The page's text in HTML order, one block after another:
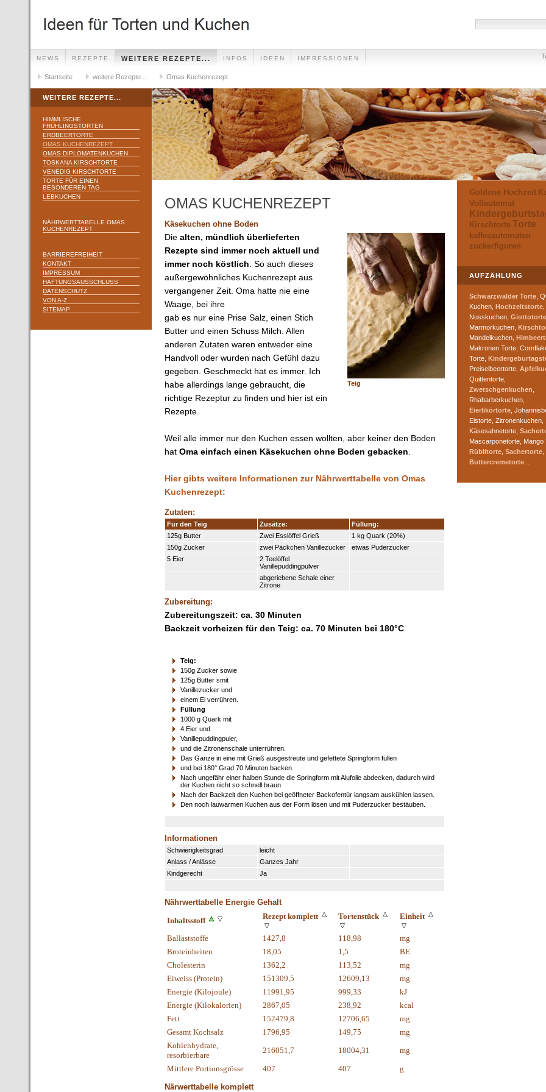
NEWS REZEPTE WEITERE REZEPTE... INFOS IDEEN IMPRESSIONEN
Startseite weitere Rezepte... Omas Kuchenrezept
WEITERE REZEPTE...
HIMMLISCHE
FRÜHLINGSTORTEN
ERDBEERTORTE
OMAS KUCHENREZEPT
OMAS DIPLOMATENKUCHEN
TOSKANA KIRSCHTORTE
VENEDIG KIRSCHTORTE
TORTE FÜR EINEN
BESONDEREN TAG
LEBKUCHEN
NÄHRWERTTABELLE OMAS
KUCHENREZEPT
BARRIEREFREIHEIT
KONTAKT
IMPRESSUM
HAFTUNGSAUSSCHLUSS
DATENSCHUTZ
VON A-Z
SITEMAP
OMAS KUCHENREZEPT
Käsekuchen ohne Boden
Teig
Die alten, mündlich überlieferten
Rezepte sind immer noch aktuell und
immer noch köstlich. So auch dieses
außergewöhnliches Kuchenrezept aus
vergangener Zeit. Oma hatte nie eine
Waage, bei ihre
gab es nur eine Prise Salz, einen Stich
Butter und einen Schuss Milch. Allen
anderen Zutaten waren entweder eine
Handvoll oder wurden nach Gefühl dazu
gegeben. Geschmeckt hat es immer. Ich
habe allerdings lange gebraucht, die
richtige Rezeptur zu finden und hier ist ein
Rezepte.
Weil alle immer nur den Kuchen essen wollten, aber keiner den Boden
hat Oma einfach einen Käsekuchen ohne Boden gebacken.
Hier gibts weitere Informationen zur Nährwerttabelle von Omas
Kuchenrezept:
Zutaten:
Für den Teig Zusätze:
Füllung:
125g Butter
Zwei Esslöffel Grieß
1 kg Quark (20%)
150g Zucker
zwei Päckchen Vanillezucker
etwas Puderzucker
5 Eier
2 Teelöffel
Vanillepuddingpulver
abgeriebene Schale einer
Zitrone
Zubereitung:
Zubereitungszeit: ca. 30 Minuten
Backzeit vorheizen für den Teig: ca. 70 Minuten bei 180°C
Teig:
150g Zucker sowie
125g Butter smit
Vanillezucker und
einem Ei verrühren.
Füllung
1000 g Quark mit
4 Eier und
Vanillepuddingpuler,
und die Zitronenschale unterrühren.
Das Ganze in eine mit Grieß ausgestreute und gefettete Springform füllen
und bei 180° Grad 70 Minuten backen.
Nach ungefähr einer halben Stunde die Springform mit Alufolie abdecken, dadurch wird
der Kuchen nicht so schnell braun.
Nach der Backzeit den Kuchen bei geöffneter Backofentür langsam auskühlen lassen.
Den noch lauwarmen Kuchen aus der Form lösen und mit Puderzucker bestäuben.
Informationen
Schwierigkeitsgrad
leicht
Anlass / Anlässe
Ganzes Jahr
Kindgerecht
Ja
Nährwerttabelle Energie Gehalt
Inhaltsstoff
Rezept komplett Tortenstück Einheit
Ballaststoffe 1427,8 118,98
mg
Broteinheiten
18,05 1,5
BE
Cholesterin
1362,2 113,52
mg
Eiweiss (Protein)
151309,5 12609,13
mg
Energie (Kilojoule)
11991,95 999,33
kJ
Energie (Kilokalorien)
2867,05 238,92
kcal
Fett
152479,8 12706,65
mg
Gesamt Kochsalz
1796,95 149,75
mg
Kohlenhydrate,
resorbierbare
216051,7 18004,31
mg
Mittlere Portionsgrösse
407 407
g
Närwerttabelle komplett
Goldene Hochzeit
Vollautomat
Kirschtorte Torte
kaffeeautomaten
zuckerfiguren
AUFZÄHLUNG
Schwarzwälder Torte ,
Kuchen, Hochzeitstorte
Nusskuchen, Giottotorte
Marmorkuchen,
Mandelkuchen,
Makronen Torte,
Torte,
Preiselbeertorte,
Quittentorte,
Zwetschgenkuchen
Rhabarberkuchen,
Eierlikörtorte ,
Eistorte, Zitronenkuchen,
Käsesahnetorte,
Mascarponetorte, Mango
Rüblitorte Sachertorte
Buttercremetorte